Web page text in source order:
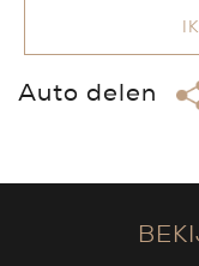
Auto delen